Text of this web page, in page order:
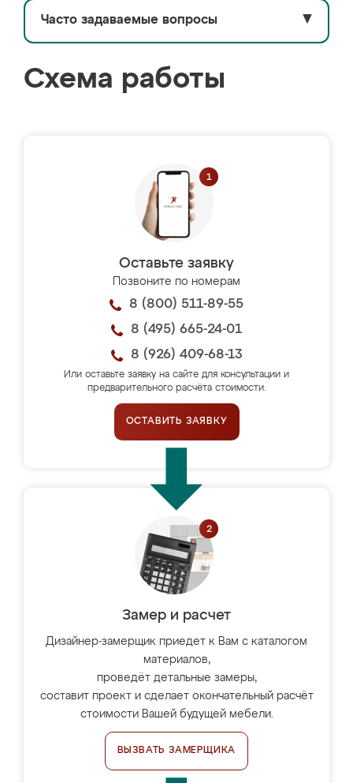
Часто задаваемые вопросы ▼
Схема работы
Оставьте заявку
Позвоните по номерам
8 (800) 511-89-55
8 (495) 665-24-01
8 (926) 409-68-13
Или оставьте заявку на сайте для консультации и
предварительного расчёта стоимости.
ОСТАВИТЬ ЗАЯВКУ
Замер и расчет
Дизайнер-замерщик приедет к Вам с каталогом
материалов,
проведёт детальные замеры,
составит проект и сделает окончательный расчёт
стоимости Вашей будущей мебели.
ВЫЗВАТЬ ЗАМЕРЩИКА